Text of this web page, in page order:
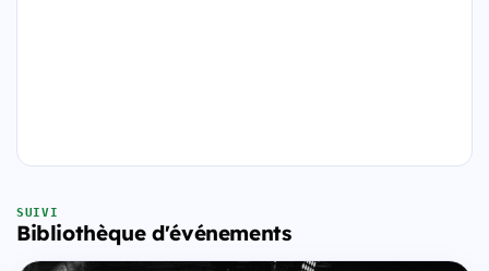
SUIVI
Bibliothèque d'événements